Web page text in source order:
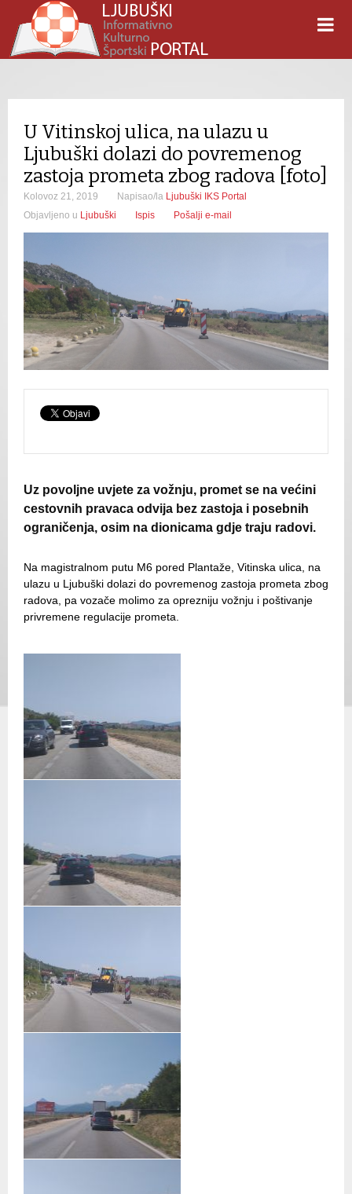
U Vitinskoj ulica, na ulazu u
Ljubuški dolazi do povremenog
zastoja prometa zbog radova [foto]
Kolovoz 21, 2019 Napisao/la Ljubuški IKS Portal
Objavljeno u Ljubuški Ispis Pošalji e-mail
Uz povoljne uvjete za vožnju, promet se na većini
cestovnih pravaca odvija bez zastoja i posebnih
ograničenja, osim na dionicama gdje traju radovi.
Na magistralnom putu M6 pored Plantaže, Vitinska ulica, na
ulazu u Ljubuški dolazi do povremenog zastoja prometa zbog
radova, pa vozače molimo za oprezniju vožnju i poštivanje
privremene regulacije prometa.